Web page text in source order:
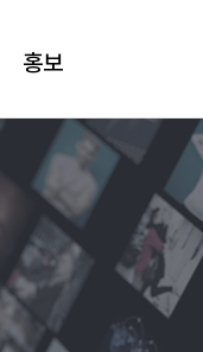
홍보
뉴스룸
홍보영상
제휴제안